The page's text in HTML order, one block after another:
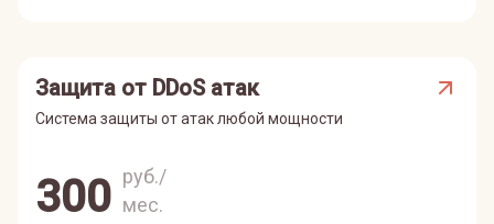
Защита от DDoS атак
Система защиты от атак любой мощности
300 руб./
мес.